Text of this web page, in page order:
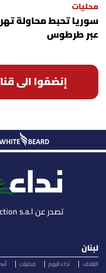
محليات
سوريا تحبط محاولة
عبر طرطوس
إنضمّوا الى
تصدر عن Lebanese Media Production s.a.l
لبنان
الغلاف نداء اليوم محليات